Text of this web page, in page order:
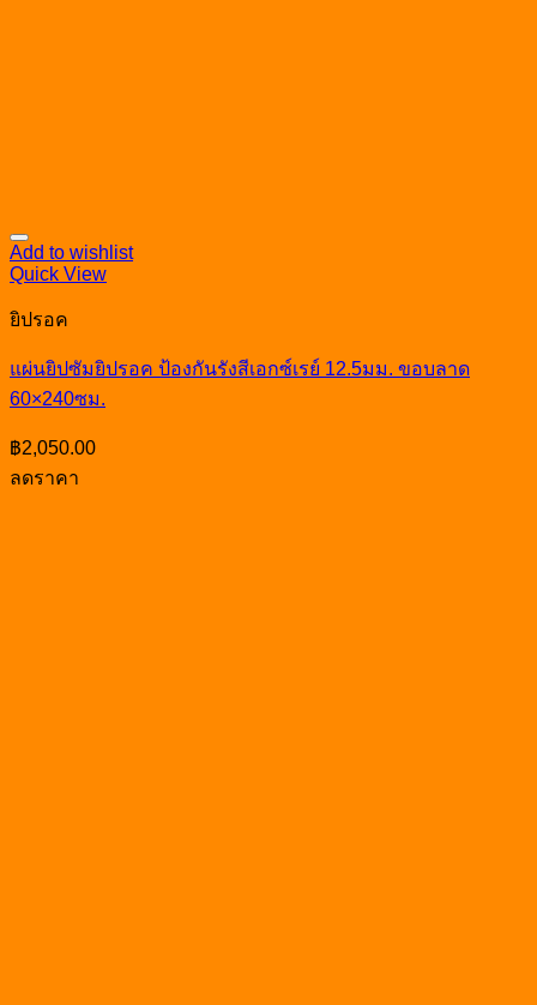
Add to wishlist
Quick View
ยิปรอค
แผ่นยิปซัมยิปรอค ป้องกันรังสีเอกซ์เรย์ 12.5มม. ขอบลาด
60×240ซม.
฿2,050.00
ลดราคา